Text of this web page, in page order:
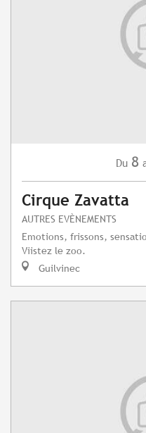
Du 8
Cirque Zavatta
AUTRES EVÈNEMENTS
Emotions, frissons,
Viistez le zoo.
Guilvinec